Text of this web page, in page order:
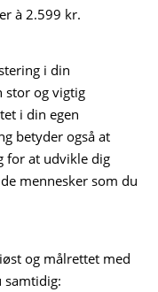
à 2.599 kr.
i din
stor og vigtig
i din egen
betyder også at
for at udvikle dig
mennesker som du
og målrettet med
samtidig: